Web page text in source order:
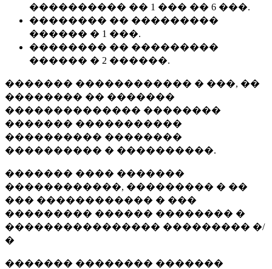
���������� �� 1 ��� �� 6 ���.
�������� �� ���������
������ � 1 ���.
�������� �� ���������
������ � 2 ������.
������� ������������ � ���, ��
�������� �� �������
�������������� ��������
������� �����������
���������� ��������
���������� � ����������.
������� ���� �������
������������, ��������� � ��
��� ������������ � ���
��������� ������ �������� �
���������������� ��������� �/
�
������� �������� �������